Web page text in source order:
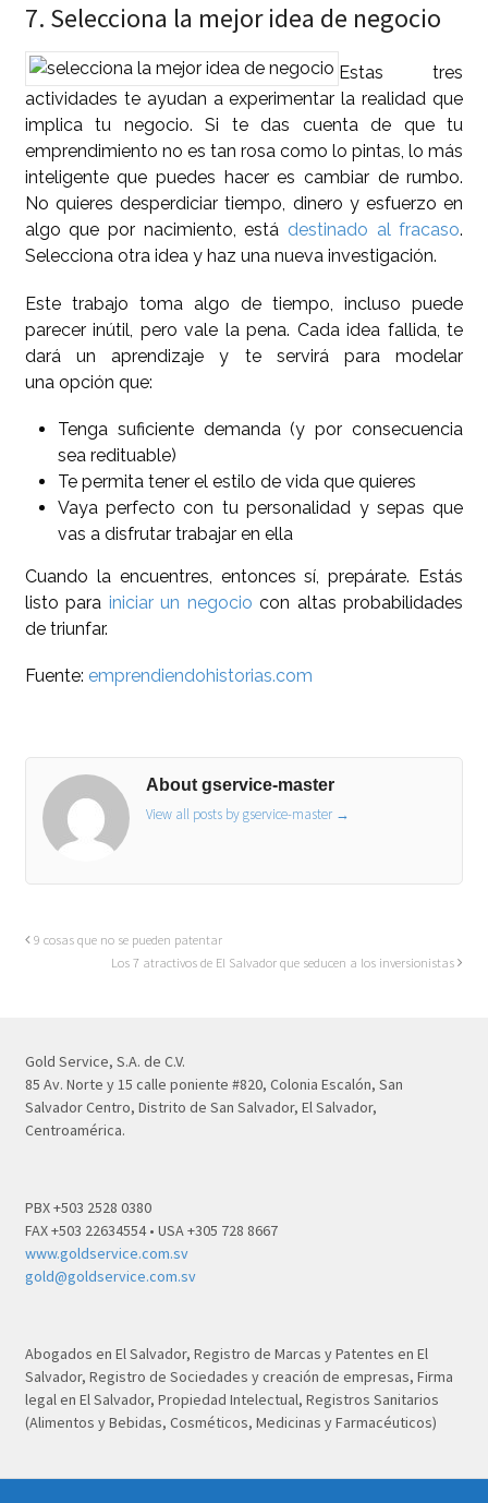
7. Selecciona la mejor idea de negocio
Estas tres
actividades te ayudan a experimentar la realidad que
implica tu negocio. Si te das cuenta de que tu
emprendimiento no es tan rosa como lo pintas, lo más
inteligente que puedes hacer es cambiar de rumbo.
No quieres desperdiciar tiempo, dinero y esfuerzo en
algo que por nacimiento, está destinado al fracaso.
Selecciona otra idea y haz una nueva investigación.
Este trabajo toma algo de tiempo, incluso puede
parecer inútil, pero vale la pena. Cada idea fallida, te
dará un aprendizaje y te servirá para modelar
una opción que:
Tenga suficiente demanda (y por consecuencia
sea redituable)
Te permita tener el estilo de vida que quieres
Vaya perfecto con tu personalidad y sepas que
vas a disfrutar trabajar en ella
Cuando la encuentres, entonces sí, prepárate. Estás
listo para iniciar un negocio con altas probabilidades
de triunfar.
Fuente: emprendiendohistorias.com
About gservice-master
View all posts by gservice-master →
9 cosas que no se pueden patentar
Los 7 atractivos de El Salvador que seducen a los inversionistas
Gold Service, S.A. de C.V.
85 Av. Norte y 15 calle poniente #820, Colonia Escalón, San
Salvador Centro, Distrito de San Salvador, El Salvador,
Centroamérica.
PBX +503 2528 0380
FAX +503 22634554 • USA +305 728 8667
www.goldservice.com.sv
gold@goldservice.com.sv
Abogados en El Salvador, Registro de Marcas y Patentes en El
Salvador, Registro de Sociedades y creación de empresas, Firma
legal en El Salvador, Propiedad Intelectual, Registros Sanitarios
(Alimentos y Bebidas, Cosméticos, Medicinas y Farmacéuticos)